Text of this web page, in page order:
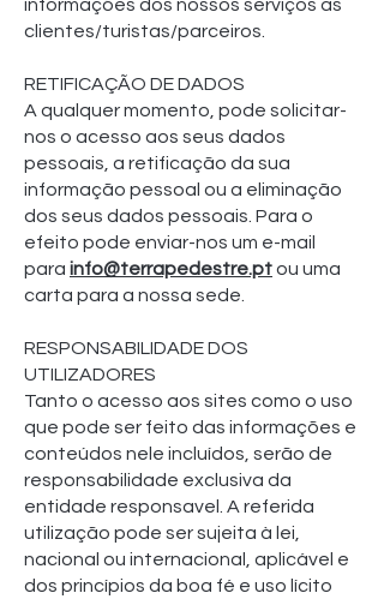
informações dos nossos serviços as
clientes/turistas/parceiros.
RETIFICAÇÃO DE DADOS
A qualquer momento, pode solicitar-
nos o acesso aos seus dados
pessoais, a retificação da sua
informação pessoal ou a eliminação
dos seus dados pessoais. Para o
efeito pode enviar-nos um e-mail
para info@terrapedestre.ptou uma
carta para a nossa sede.
RESPONSABILIDADE DOS
UTILIZADORES
Tanto o acesso aos sites como o uso
que pode ser feito das informações e
conteúdos nele incluídos, serão de
responsabilidade exclusiva da
entidade responsavel. A referida
utilização pode ser sujeita à lei,
nacional ou internacional, aplicável e
dos princípios da boa fé e uso lícito